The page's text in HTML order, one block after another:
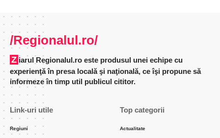
/Regionalul.ro/
Ziarul Regionalul.ro este produsul unei echipe cu
experienţă în presa locală şi naţională, ce îşi propune să
informeze în timp util publicul cititor.
Link-uri utile
Regiuni
Top categorii
Actualitate